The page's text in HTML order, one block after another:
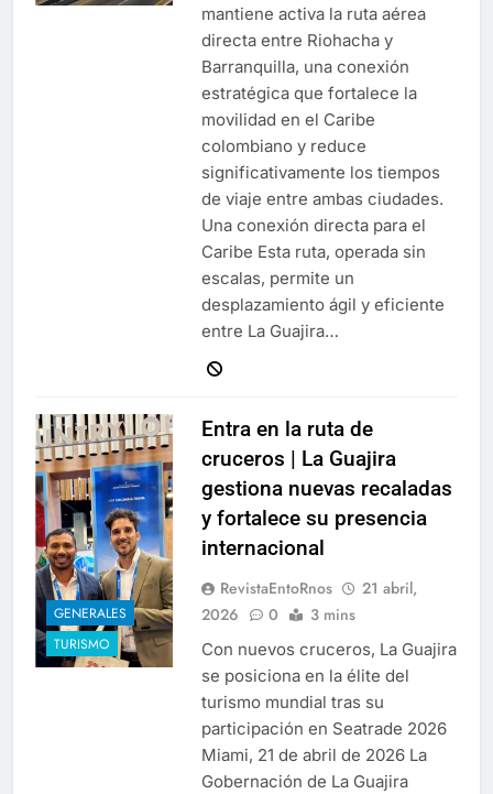
mantiene activa la ruta aérea
directa entre Riohacha y
Barranquilla, una conexión
estratégica que fortalece la
movilidad en el Caribe
colombiano y reduce
significativamente los tiempos
de viaje entre ambas ciudades.
Una conexión directa para el
Caribe Esta ruta, operada sin
escalas, permite un
desplazamiento ágil y eficiente
entre La Guajira…
GENERALES
TURISMO
Entra en la ruta de
cruceros | La Guajira
gestiona nuevas recaladas
y fortalece su presencia
internacional
RevistaEntoRnos
21 abril,
2026
0 3 mins
Con nuevos cruceros, La Guajira
se posiciona en la élite del
turismo mundial tras su
participación en Seatrade 2026
Miami, 21 de abril de 2026 La
Gobernación de La Guajira